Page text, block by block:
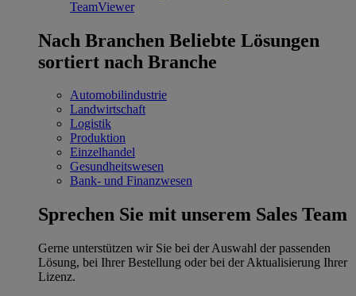
TeamViewer
Nach Branchen Beliebte Lösungen
sortiert nach Branche
Automobilindustrie
Landwirtschaft
Logistik
Produktion
Einzelhandel
Gesundheitswesen
Bank- und Finanzwesen
Sprechen Sie mit unserem Sales Team
Gerne unterstützen wir Sie bei der Auswahl der passenden
Lösung, bei Ihrer Bestellung oder bei der Aktualisierung Ihrer
Lizenz.